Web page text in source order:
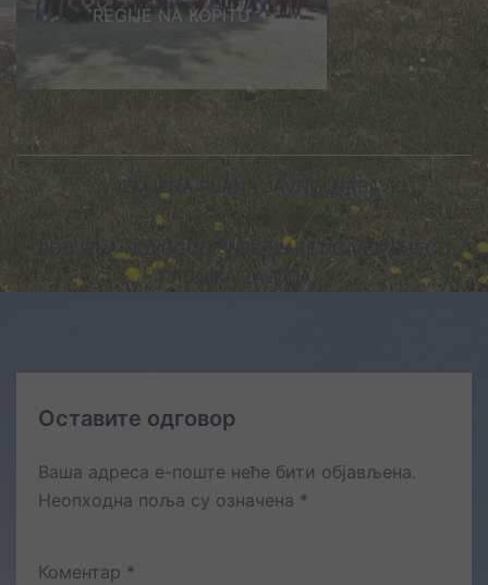
REGIJE NA KOPITU
navigationV IZMJENA PLANA JAVNIH NABAVKI
PODJELA NOVOGODIŠNJIH PAKETIĆA ZA DJECU
RADNIKA ZAVODA
Оставите одговор
Ваша адреса е-поште неће бити објављена.
Неопходна поља су означена *
Коментар *